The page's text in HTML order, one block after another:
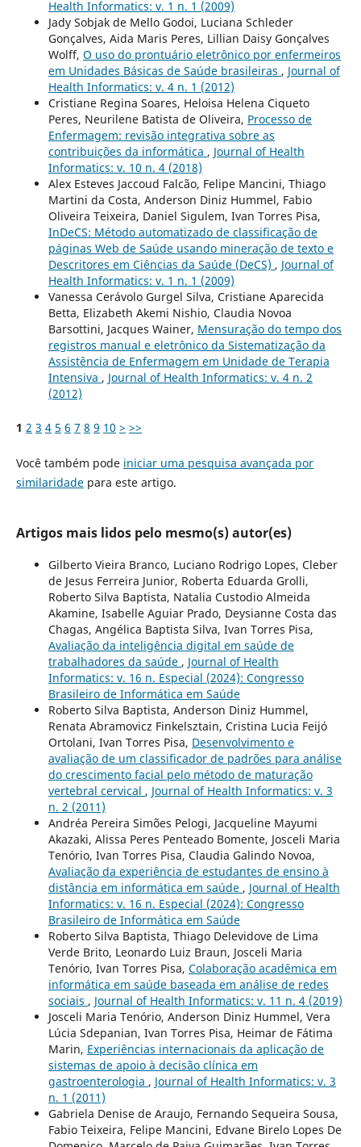
Health Informatics: v. 1 n. 1 (2009)
Jady Sobjak de Mello Godoi, Luciana Schleder
Gonçalves, Aida Maris Peres, Lillian Daisy Gonçalves
Wolff, O uso do prontuário eletrônico por enfermeiros
em Unidades Básicas de Saúde brasileiras , Journal of
Health Informatics: v. 4 n. 1 (2012)
Cristiane Regina Soares, Heloisa Helena Ciqueto
Peres, Neurilene Batista de Oliveira, Processo de
Enfermagem: revisão integrativa sobre as
contribuições da informática , Journal of Health
Informatics: v. 10 n. 4 (2018)
Alex Esteves Jaccoud Falcão, Felipe Mancini, Thiago
Martini da Costa, Anderson Diniz Hummel, Fabio
Oliveira Teixeira, Daniel Sigulem, Ivan Torres Pisa,
InDeCS: Método automatizado de classificação de
páginas Web de Saúde usando mineração de texto e
Descritores em Ciências da Saúde (DeCS) , Journal of
Health Informatics: v. 1 n. 1 (2009)
Vanessa Cerávolo Gurgel Silva, Cristiane Aparecida
Betta, Elizabeth Akemi Nishio, Claudia Novoa
Barsottini, Jacques Wainer, Mensuração do tempo dos
registros manual e eletrônico da Sistematização da
Assistência de Enfermagem em Unidade de Terapia
Intensiva , Journal of Health Informatics: v. 4 n. 2
(2012)
1 2 3 4 5 6 7 8 9 10 > >>
Você também pode iniciar uma pesquisa avançada por
similaridadepara este artigo.
Artigos mais lidos pelo mesmo(s) autor(es)
Gilberto Vieira Branco, Luciano Rodrigo Lopes, Cleber
de Jesus Ferreira Junior, Roberta Eduarda Grolli,
Roberto Silva Baptista, Natalia Custodio Almeida
Akamine, Isabelle Aguiar Prado, Deysianne Costa das
Chagas, Angélica Baptista Silva, Ivan Torres Pisa,
Avaliação da inteligência digital em saúde de
trabalhadores da saúde , Journal of Health
Informatics: v. 16 n. Especial (2024): Congresso
Brasileiro de Informática em Saúde
Roberto Silva Baptista, Anderson Diniz Hummel,
Renata Abramovicz Finkelsztain, Cristina Lucia Feijó
Ortolani, Ivan Torres Pisa, Desenvolvimento e
avaliação de um classificador de padrões para análise
do crescimento facial pelo método de maturação
vertebral cervical , Journal of Health Informatics: v. 3
n. 2 (2011)
Andréa Pereira Simões Pelogi, Jacqueline Mayumi
Akazaki, Alissa Peres Penteado Bomente, Josceli Maria
Tenório, Ivan Torres Pisa, Claudia Galindo Novoa,
Avaliação da experiência de estudantes de ensino à
distância em informática em saúde , Journal of Health
Informatics: v. 16 n. Especial (2024): Congresso
Brasileiro de Informática em Saúde
Roberto Silva Baptista, Thiago Delevidove de Lima
Verde Brito, Leonardo Luiz Braun, Josceli Maria
Tenório, Ivan Torres Pisa, Colaboração acadêmica em
informática em saúde baseada em análise de redes
sociais , Journal of Health Informatics: v. 11 n. 4 (2019)
Josceli Maria Tenório, Anderson Diniz Hummel, Vera
Lúcia Sdepanian, Ivan Torres Pisa, Heimar de Fátima
Marin, Experiências internacionais da aplicação de
sistemas de apoio à decisão clínica em
gastroenterologia , Journal of Health Informatics: v. 3
n. 1 (2011)
Gabriela Denise de Araujo, Fernando Sequeira Sousa,
Fabio Teixeira, Felipe Mancini, Edvane Birelo Lopes De